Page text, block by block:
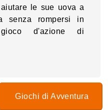
le sue uova a
senza rompersi in
d'azione di
Giochi di Avventura